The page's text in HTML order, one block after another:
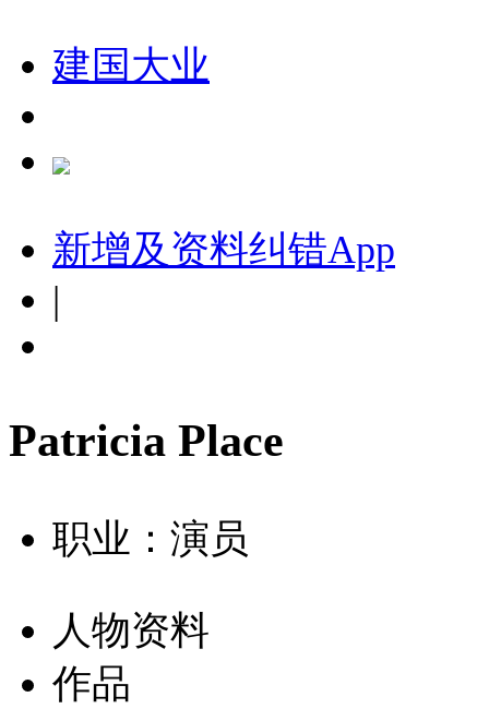
建国大业
新增及资料纠错App
|
Patricia Place
职业：演员
人物资料
作品